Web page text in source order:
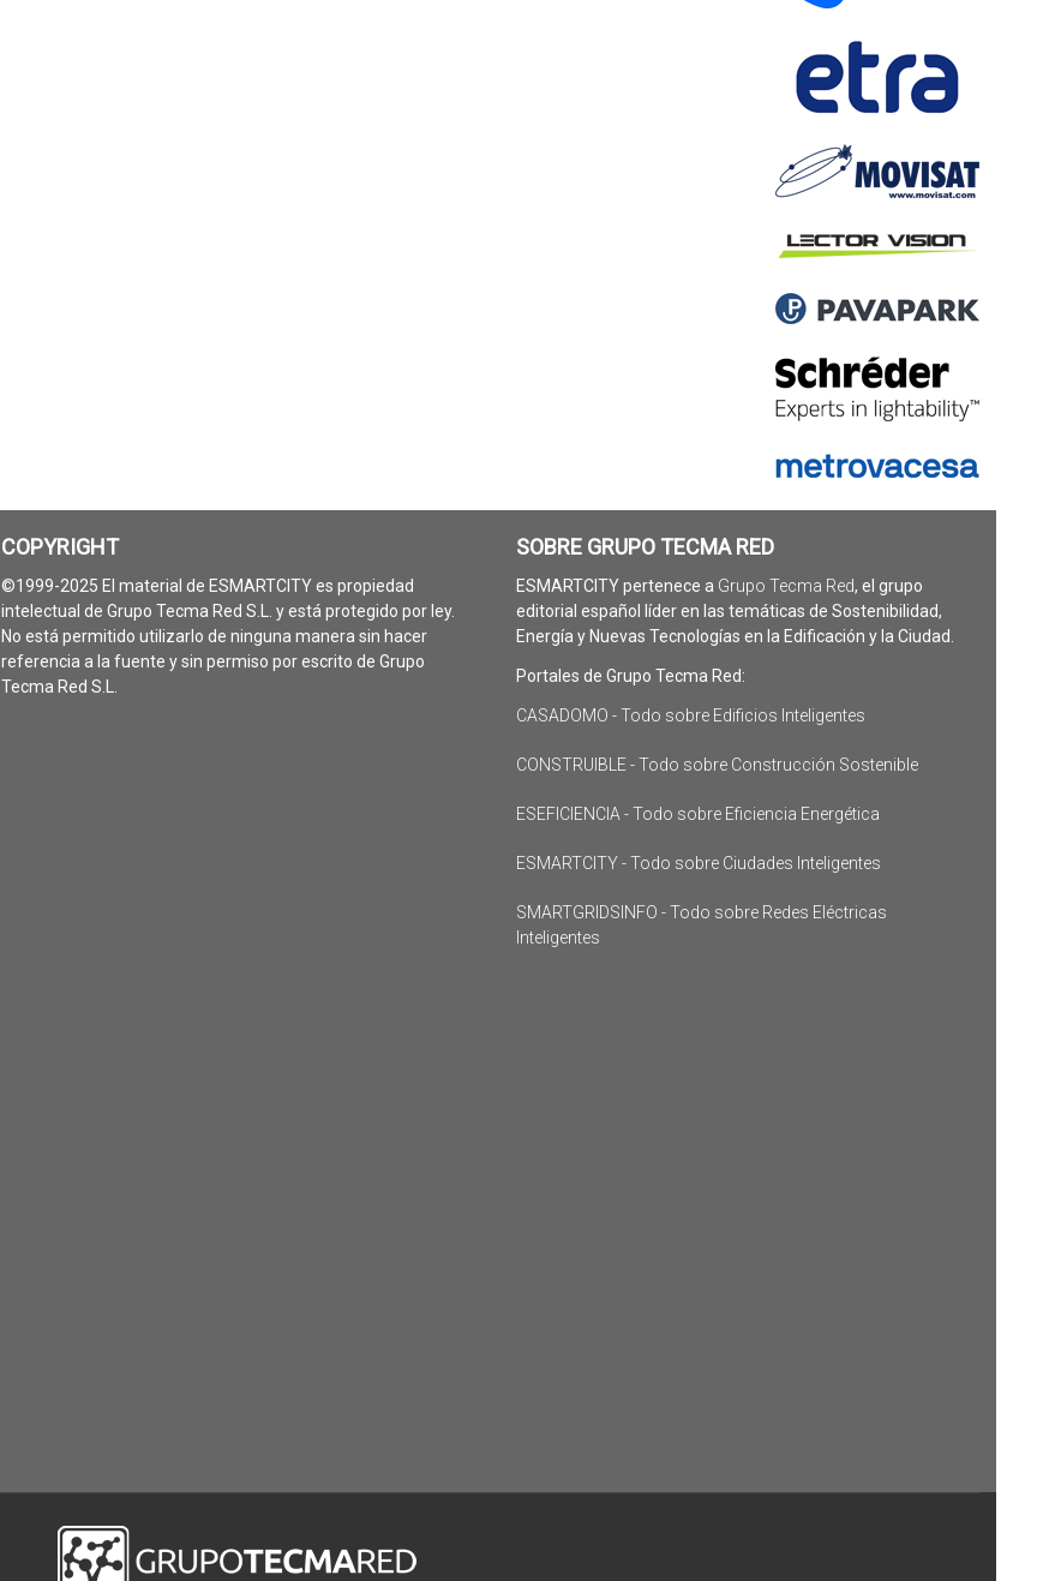
COPYRIGHT
©1999-2025 El material de ESMARTCITY es propiedad
intelectual de Grupo Tecma Red S.L. y está protegido por ley.
No está permitido utilizarlo de ninguna manera sin hacer
referencia a la fuente y sin permiso por escrito de Grupo
Tecma Red S.L.
SOBRE GRUPO TECMA RED
ESMARTCITY pertenece a Grupo Tecma Red, el grupo
editorial español líder en las temáticas de Sostenibilidad,
Energía y Nuevas Tecnologías en la Edificación y la Ciudad.
Portales de Grupo Tecma Red:
CASADOMO - Todo sobre Edificios Inteligentes
CONSTRUIBLE - Todo sobre Construcción Sostenible
ESEFICIENCIA - Todo sobre Eficiencia Energética
ESMARTCITY - Todo sobre Ciudades Inteligentes
SMARTGRIDSINFO - Todo sobre Redes Eléctricas
Inteligentes